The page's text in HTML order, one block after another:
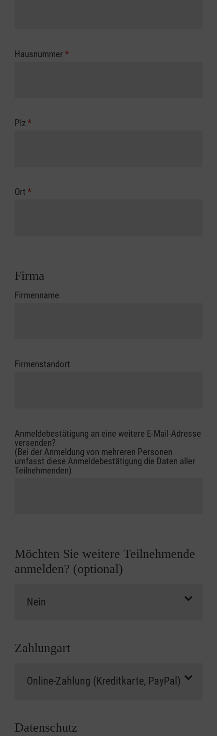
Hausnummer *
Plz*
Ort *
Firma
Firmenname
Firmenstandort
Anmeldebestätigung an eine weitere E-Mail-Adresse
versenden?
(Bei der Anmeldung von mehreren Personen
umfasst diese Anmeldebestätigung die Daten aller
Teilnehmenden)
Möchten Sie weitere Teilnehmende
anmelden? (optional)
Zahlungart
Datenschutz